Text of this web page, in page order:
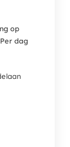
op
dag